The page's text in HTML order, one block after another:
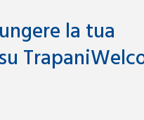
la tua